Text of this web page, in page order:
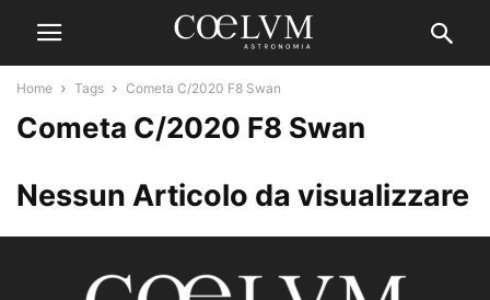
Home Tags Cometa C/2020 F8 Swan
Cometa C/2020 F8 Swan
Nessun Articolo da visualizzare